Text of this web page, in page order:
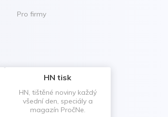
Pro firmy
HN tisk
HN, tištěné noviny každý
všední den, speciály a
magazín PročNe.